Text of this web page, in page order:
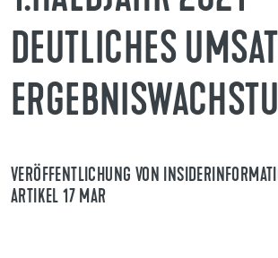
DEUTLICHES
VERÖFFENTLICHUNG VON
RTIKEL 17 MAR